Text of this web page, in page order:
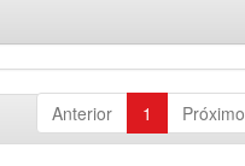
Anterior 1 Próximo